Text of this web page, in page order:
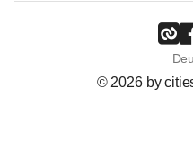
© 2026 by